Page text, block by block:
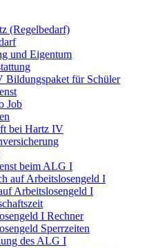
(Regelbedarf)
und Eigentum
Bildungspaket für Schüler
Job
bei Hartz IV
beim ALG I
auf Arbeitslosengeld I
Arbeitslosengeld I
I Rechner
Sperrzeiten
des ALG I